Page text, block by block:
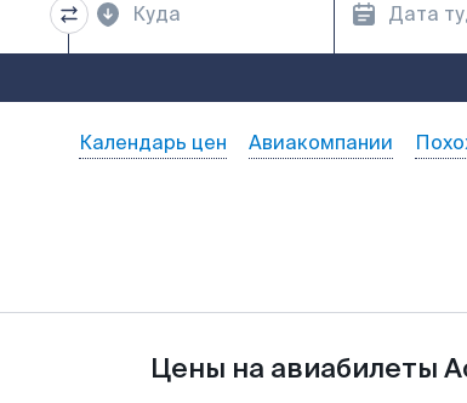
Календарь цен Авиакомпании
Цены на авиабилеты